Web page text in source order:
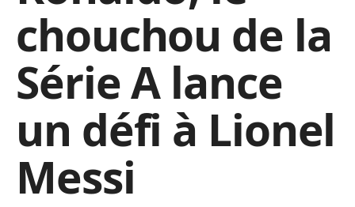
chouchou de la
Série A lance
un défi à Lionel
Messi